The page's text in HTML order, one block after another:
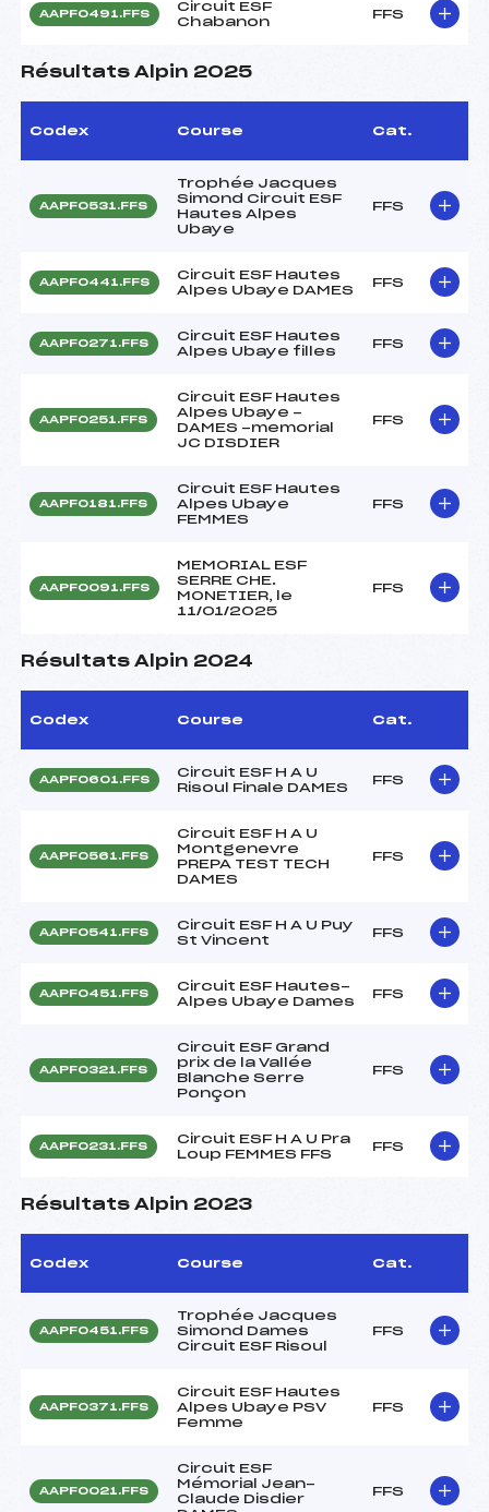
AAPF0491.FFS
Circuit ESF
Chabanon
FFS
Résultats Alpin 2025
Codex Course Cat.
AAPF0531.FFS
Trophée Jacques
Simond Circuit ESF
Hautes Alpes
Ubaye
FFS
AAPF0441.FFS
Circuit ESF Hautes
Alpes Ubaye DAMES
FFS
AAPF0271.FFS
Circuit ESF Hautes
Alpes Ubaye filles
FFS
AAPF0251.FFS
Circuit ESF Hautes
Alpes Ubaye -
DAMES -memorial
JC DISDIER
FFS
AAPF0181.FFS
Circuit ESF Hautes
Alpes Ubaye
FEMMES
FFS
AAPF0091.FFS
MEMORIAL ESF
SERRE CHE.
MONETIER, le
11/01/2025
FFS
Résultats Alpin 2024
Codex Course Cat.
AAPF0601.FFS
Circuit ESF H A U
Risoul Finale DAMES
FFS
AAPF0561.FFS
Circuit ESF H A U
Montgenevre
PREPA TEST TECH
DAMES
FFS
AAPF0541.FFS
Circuit ESF H A U Puy
St Vincent
FFS
AAPF0451.FFS
Circuit ESF Hautes-
Alpes Ubaye Dames
FFS
AAPF0321.FFS
Circuit ESF Grand
prix de la Vallée
Blanche Serre
Ponçon
FFS
AAPF0231.FFS
Circuit ESF H A U Pra
Loup FEMMES FFS
FFS
Résultats Alpin 2023
Codex Course Cat.
AAPF0451.FFS
Trophée Jacques
Simond Dames
Circuit ESF Risoul
FFS
AAPF0371.FFS
Circuit ESF Hautes
Alpes Ubaye PSV
Femme
FFS
AAPF0021.FFS
Circuit ESF
Mémorial Jean-
Claude Disdier
FFS